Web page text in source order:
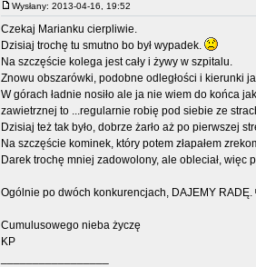
Wysłany: 2013-04-16, 19:52
Czekaj Marianku cierpliwie.
Dzisiaj trochę tu smutno bo był wypadek.
Na szczęście kolega jest cały i żywy w szpitalu.
Znowu obszarówki, podobne odległości i kierunki
W górach ładnie nosiło ale ja nie wiem do końca
zawietrznej to ...regularnie robię pod siebie ze
Dzisiaj też tak było, dobrze żarło aż po pierwszej
Na szczęście kominek, który potem złapałem
Darek trochę mniej zadowolony, ale obleciał, więc
Ogólnie po dwóch konkurencjach, DAJEMY RADĘ.
Cumulusowego nieba życzę
KP